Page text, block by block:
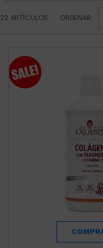
22 ARTÍCULOS ORDENAR: